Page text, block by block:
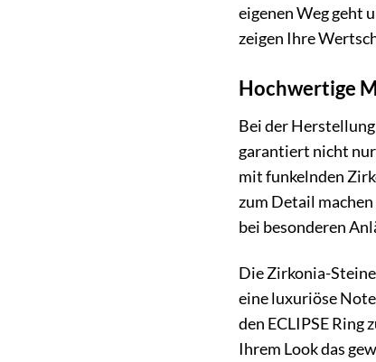
eigenen Weg geht
zeigen Ihre
Hochwertige
Bei der
garantiert nicht nur
mit funkelnden
zum Detail machen
bei besonderen
Die Zirkonia-
eine luxuriöse
den ECLIPSE Ring
Ihrem Look das